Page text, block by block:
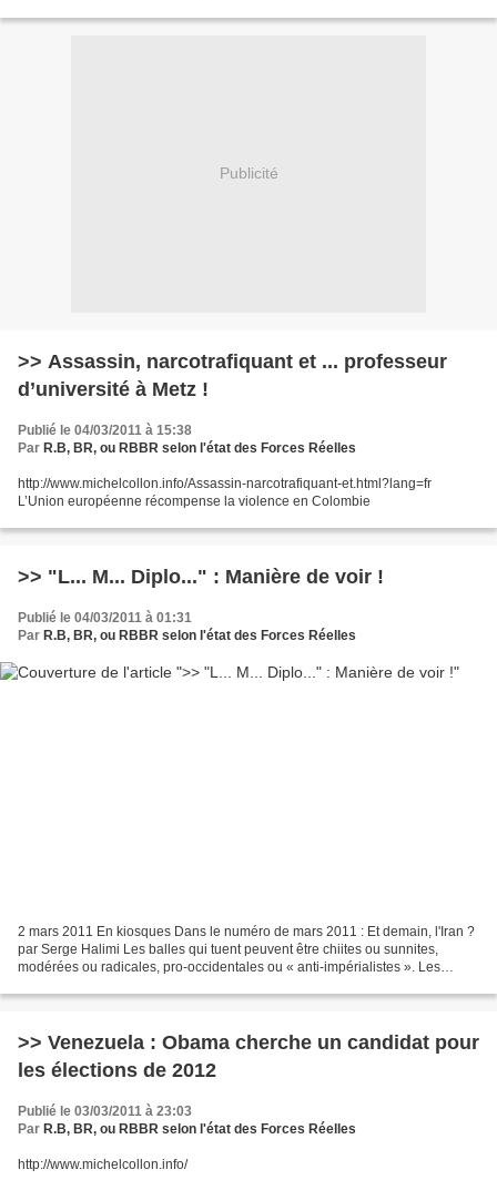
Publicité
>> Assassin, narcotrafiquant et ... professeur
d’université à Metz !
Publié le 04/03/2011 à 15:38
Par R.B, BR, ou RBBR selon l'état des Forces Réelles
http://www.michelcollon.info/Assassin-narcotrafiquant-et.html?lang=fr
L’Union européenne récompense la violence en Colombie
>> "L... M... Diplo..." : Manière de voir !
Publié le 04/03/2011 à 01:31
Par R.B, BR, ou RBBR selon l'état des Forces Réelles
2 mars 2011 En kiosques Dans le numéro de mars 2011 : Et demain, l'Iran ?
par Serge Halimi Les balles qui tuent peuvent être chiites ou sunnites,
modérées ou radicales, pro-occidentales ou « anti-impérialistes ». Les
>> Venezuela : Obama cherche un candidat pour
les élections de 2012
Publié le 03/03/2011 à 23:03
Par R.B, BR, ou RBBR selon l'état des Forces Réelles
http://www.michelcollon.info/